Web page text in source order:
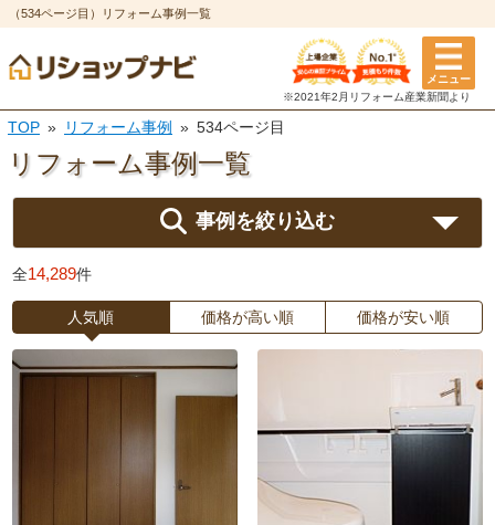
（534ページ目）リフォーム事例一覧
メニュー
※2021年2月リフォーム産業新聞より
TOP リフォーム事例 534ページ目
リフォーム事例一覧
事例を絞り込む
全14,289件
人気順 価格が高い順 価格が安い順